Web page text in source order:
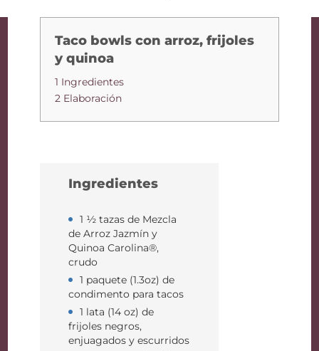
Taco bowls con arroz, frijoles
y quinoa
1 Ingredientes
2 Elaboración
Ingredientes
1 ½ tazas de Mezcla
de Arroz Jazmín y
Quinoa Carolina®,
crudo
1 paquete (1.3oz) de
condimento para tacos
1 lata (14 oz) de
frijoles negros,
enjuagados y escurridos